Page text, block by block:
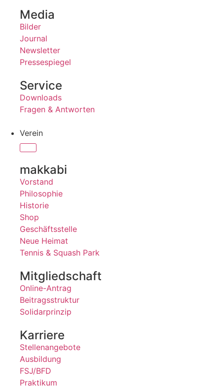
Media
Bilder
Journal
Newsletter
Pressespiegel
Service
Downloads
Fragen & Antworten
Verein
makkabi
Vorstand
Philosophie
Historie
Shop
Geschäftsstelle
Neue Heimat
Tennis & Squash Park
Mitgliedschaft
Online-Antrag
Beitragsstruktur
Solidarprinzip
Karriere
Stellenangebote
Ausbildung
FSJ/BFD
Praktikum